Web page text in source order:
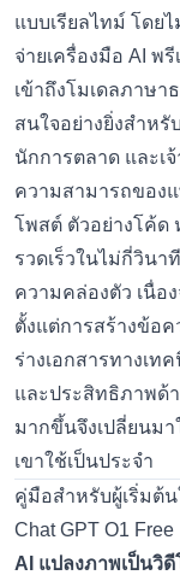
แบบเรียลไทม์ โดย
จ่ายเครื่องมือ AI พ
เข้าถึงโมเดลภาษ
สนใจอย่างยิ่งสำห
นักการตลาด และเ
ความสามารถของ
โพสต์ ตัวอย่างโค้ด
รวดเร็วในไม่กี่วินา
ความคล่องตัว เนื่อ
ตั้งแต่การสร้างข้อ
ร่างเอกสารทางเ
และประสิทธิภาพด้
มากขึ้นจึงเปลี่ยนมา
เขาใช้เป็นประจำ
คู่มือสำหรับผู้เริ่มต้
Chat GPT O1 Free
AI แปลงภาพเป็นวิดี